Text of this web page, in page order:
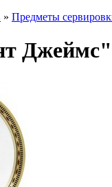
» Предметы